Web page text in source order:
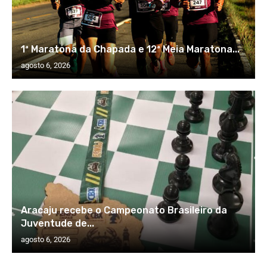
1ª Maratona da Chapada e 12ª Meia Maratona...
agosto 6, 2026
Aracaju recebe o Campeonato Brasileiro da
Juventude de...
agosto 6, 2026